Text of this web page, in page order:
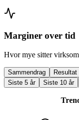
Marginer over tid
Hvor mye sitter
Sammendrag Resultat
Siste 5 år
Siste 10 år